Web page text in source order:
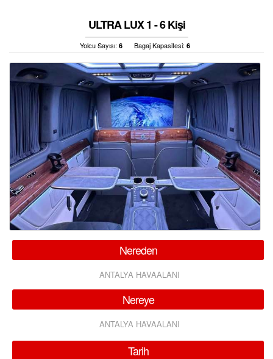
ÜYE GİRİŞİ / KAYIT
ULTRA LUX 1 - 6 Kişi
Yolcu Sayısı: 6 Bagaj Kapasitesi: 6
Nereden
ANTALYA HAVAALANI
Nereye
ANTALYA HAVAALANI
Tarih